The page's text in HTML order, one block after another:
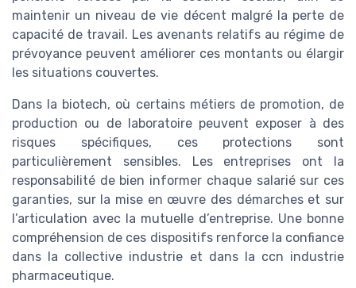
maintenir un niveau de vie décent malgré la perte de
capacité de travail. Les avenants relatifs au régime de
prévoyance peuvent améliorer ces montants ou élargir
les situations couvertes.
Dans la biotech, où certains métiers de promotion, de
production ou de laboratoire peuvent exposer à des
risques spécifiques, ces protections sont
particulièrement sensibles. Les entreprises ont la
responsabilité de bien informer chaque salarié sur ces
garanties, sur la mise en œuvre des démarches et sur
l’articulation avec la mutuelle d’entreprise. Une bonne
compréhension de ces dispositifs renforce la confiance
dans la collective industrie et dans la ccn industrie
pharmaceutique.